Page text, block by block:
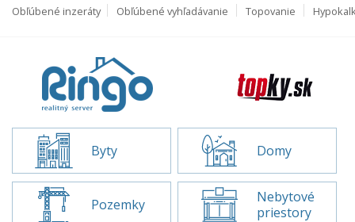
Obľúbené inzeráty Obľúbené vyhľadávanie Topovanie
Byty Domy
Pozemky
Nebytové
priestory